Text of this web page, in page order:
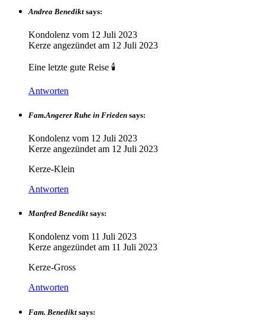
Andrea Benedikt says:
Kondolenz vom 12 Juli 2023
Kerze angezündet am 12 Juli 2023
Eine letzte gute Reise 🕯
Antworten
Fam.Angerer Ruhe in Frieden says:
Kondolenz vom 12 Juli 2023
Kerze angezündet am 12 Juli 2023
Kerze-Klein
Antworten
Manfred Benedikt says:
Kondolenz vom 11 Juli 2023
Kerze angezündet am 11 Juli 2023
Kerze-Gross
Antworten
Fam. Benedikt says: